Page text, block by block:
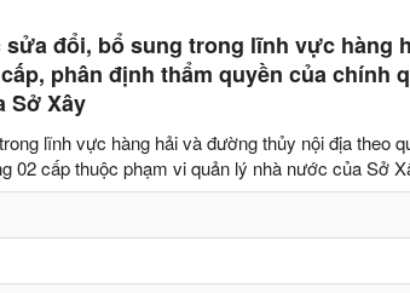
đổi, bổ sung trong lĩnh vực hàng
phân định thẩm quyền của chính
Sở Xây
lĩnh vực hàng hải và đường thủy nội địa theo
02 cấp thuộc phạm vi quản lý nhà nước của Sở